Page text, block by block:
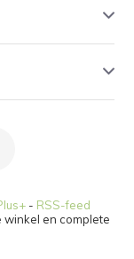
- RSS-feed
en complete